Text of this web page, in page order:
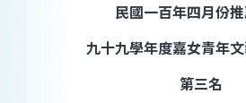
民國一百年四月份
九十九學年度嘉女青年
第三名